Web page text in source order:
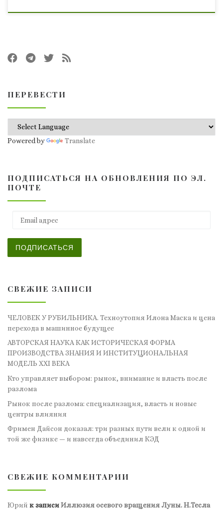
ПЕРЕВЕСТИ
Powered by Translate
ПОДПИСАТЬСЯ НА ОБНОВЛЕНИЯ ПО ЭЛ.
ПОЧТЕ
ПОДПИСАТЬСЯ
СВЕЖИЕ ЗАПИСИ
ЧЕЛОВЕК У РУБИЛЬНИКА. Техноутопия Илона Маска и цена
перехода в машинное будущее
АВТОРСКАЯ НАУКА КАК ИСТОРИЧЕСКАЯ ФОРМА
ПРОИЗВОДСТВА ЗНАНИЯ И ИНСТИТУЦИОНАЛЬНАЯ
МОДЕЛЬ XXI ВЕКА
Кто управляет выбором: рынок, внимание и власть после
разлома
Рынок после разлома: специализация, власть и новые
центры влияния
Фримен Дайсон доказал: три разных пути вели к одной и
той же физике — и навсегда объединил КЭД
СВЕЖИЕ КОММЕНТАРИИ
Юрий к записиИллюзия осевого вращения Луны. Н.Тесла